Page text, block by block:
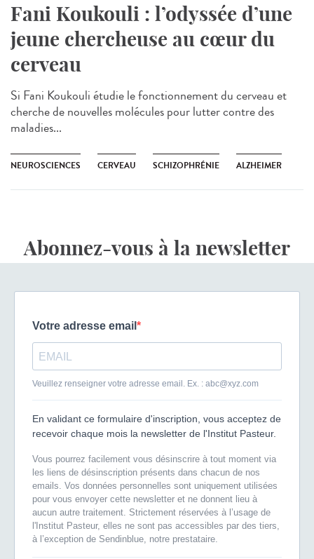
Fani Koukouli : l’odyssée d’une
jeune chercheuse au cœur du
cerveau
Si Fani Koukouli étudie le fonctionnement du cerveau et
cherche de nouvelles molécules pour lutter contre des
maladies...
NEUROSCIENCES CERVEAU SCHIZOPHRÉNIE ALZHEIMER
Abonnez-vous à la newsletter